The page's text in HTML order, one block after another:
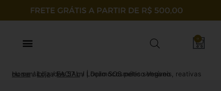
0
Home / Loja / FACIAL /
Loção SOS peles sensíveis, reativas ou sensibilizadas 57 ml | Dermocosmético Vegano